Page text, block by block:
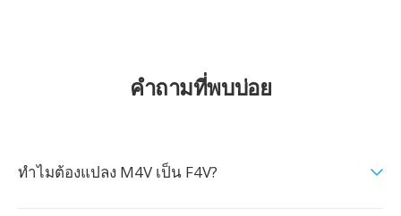
คำถามที่พบบ่อย
ทำไมต้องแปลง M4V เป็น F4V?